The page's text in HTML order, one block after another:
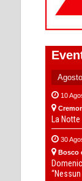
10
La
30
Bosco